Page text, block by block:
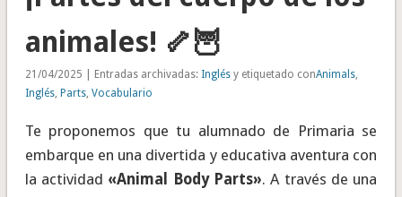
animales! 🦴🦉
21/04/2025 | Entradas archivadas: Inglésy etiquetado conAnimals,
Inglés, Parts, Vocabulario
Te proponemos que tu alumnado de Primaria se
embarque en una divertida y educativa aventura con
la actividad «Animal Body Parts». A través de una